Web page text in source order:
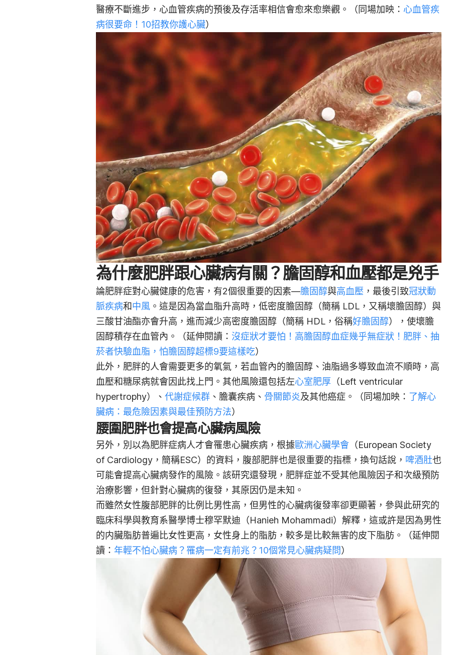
醫療不斷進步，心血管疾病的預後及存活率相信會愈來愈樂觀。（同場加映： 心血管疾
病很要命！10招教你護心臟）
為什麼肥胖跟心臟病有關？膽固醇和血壓都是兇手
論肥胖症對心臟健康的危害，有2個很重要的因素—膽固醇與高血壓 ，最後引致冠狀動
脈疾病和中風 。這是因為當血脂升高時，低密度膽固醇（簡稱 LDL，又稱壞膽固醇）與
三酸甘油酯亦會升高，進而減少高密度膽固醇（簡稱 HDL，俗稱好膽固醇），使壞膽
固醇積存在血管內。（延伸閱讀： 沒症狀才要怕！高膽固醇血症幾乎無症狀！肥胖、抽
菸者快驗血脂，怕膽固醇超標9要這樣吃）
此外，肥胖的人會需要更多的氧氣，若血管內的膽固醇、油脂過多導致血流不順時，高
血壓和糖尿病就會因此找上門。其他風險還包括左心室肥厚 （Left ventricular
hypertrophy）、 代謝症候群 、膽囊疾病、 骨關節炎及其他癌症。（同場加映： 了解心
臟病：最危險因素與最佳預防方法）
腰圍肥胖也會提高心臟病風險
另外，別以為肥胖症病人才會罹患心臟疾病，根據歐洲心臟學會 （European Society
of Cardiology，簡稱ESC）的資料，腹部肥胖也是很重要的指標，換句話說， 啤酒肚也
可能會提高心臟病發作的風險。該研究還發現，肥胖症並不受其他風險因子和次級預防
治療影響，但針對心臟病的復發，其原因仍是未知。
而雖然女性腹部肥胖的比例比男性高，但男性的心臟病復發率卻更顯著，參與此研究的
臨床科學與教育系醫學博士穆罕默迪（Hanieh Mohammadi）解釋，這或許是因為男性
的内臟脂肪普遍比女性更高，女性身上的脂肪，較多是比較無害的皮下脂肪。（延伸閱
讀： 年輕不怕心臟病？罹病一定有前兆？10個常見心臟病疑問）